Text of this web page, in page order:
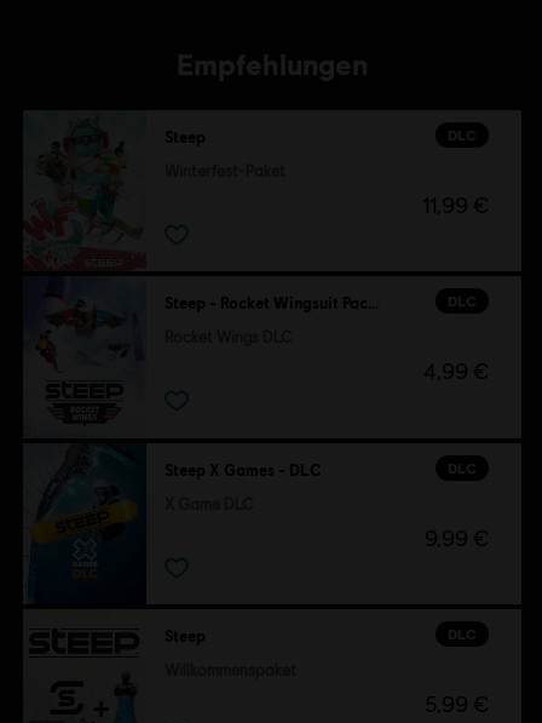
Empfehlungen
DLC
Steep
11,99 €
DLC
Steep - Rocket Wingsuit Pack - DLC
4,99 €
DLC
Steep X Games - DLC
9,99 €
DLC
Steep
5,99 €